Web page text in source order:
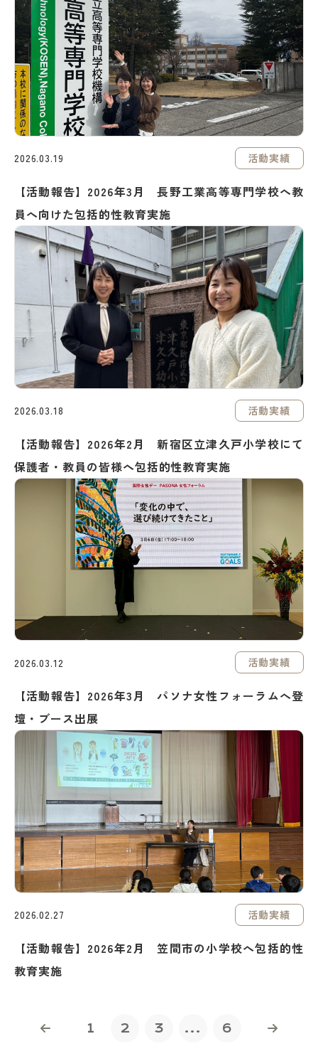
2026.03.19 活動実績
【活動報告】2026年3月 長野工業高等専門学校へ教
員へ向けた包括的性教育実施
2026.03.18 活動実績
【活動報告】2026年2月 新宿区立津久戸小学校にて
保護者・教員の皆様へ包括的性教育実施
2026.03.12 活動実績
【活動報告】2026年3月 パソナ女性フォーラムへ登
壇・ブース出展
2026.02.27 活動実績
【活動報告】2026年2月 笠間市の小学校へ包括的性
教育実施
1 2 3 ... 6